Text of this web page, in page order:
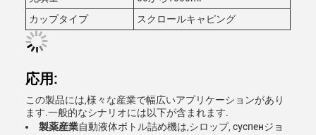
カップタイプ
スクロールキャピング
応用:
この製品には,様々な産業で幅広いアプリケーションがあり
ます.一般的なシナリオには以下が含まれます.
製薬産業自動液体ボトル詰め機は,シロップ, суспенジョ